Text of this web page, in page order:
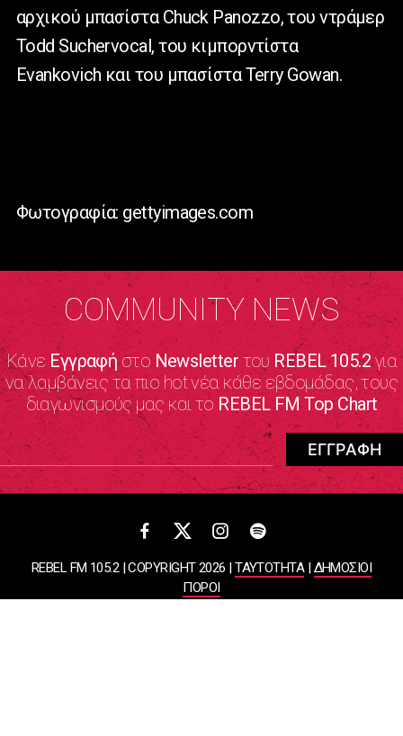
αρχικού μπασίστα Chuck Panozzo, του ντράμερ
Todd Suchervocal, του κιμπορντίστα
Evankovich και του μπασίστα Terry Gowan.
Φωτογραφία: gettyimages.com
COMMUNITY NEWS
Κάνε Εγγραφήστο NewsletterτουREBEL 105.2για
να λαμβάνεις τα πιο hot νέα κάθε εβδομάδας, τους
διαγωνισμούς μας και το REBEL FM Top Chart
REBEL FM 105.2 | COPYRIGHT 2026 |ΤΑΥΤΟΤΗΤΑ|ΔΗΜΟΣΙΟΙ
ΠΟΡΟΙ